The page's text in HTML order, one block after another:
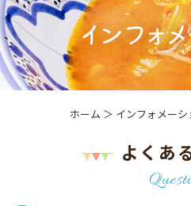
ホーム ＞ インフォメー
よくあ